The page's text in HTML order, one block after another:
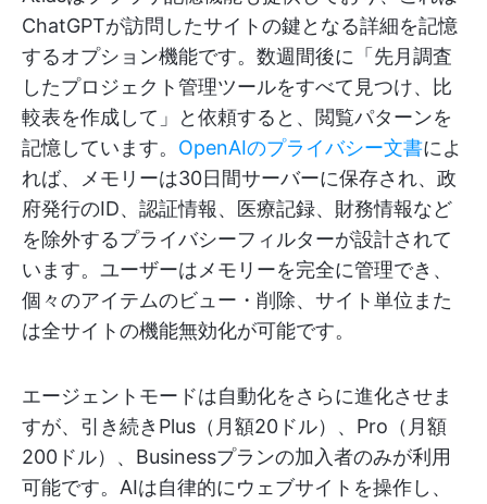
ChatGPTが訪問したサイトの鍵となる詳細を記憶
するオプション機能です。数週間後に「先月調査
したプロジェクト管理ツールをすべて見つけ、比
較表を作成して」と依頼すると、閲覧パターンを
記憶しています。 OpenAIのプライバシー文書によ
れば、メモリーは30日間サーバーに保存され、政
府発行のID、認証情報、医療記録、財務情報など
を除外するプライバシーフィルターが設計されて
います。ユーザーはメモリーを完全に管理でき、
個々のアイテムのビュー・削除、サイト単位また
は全サイトの機能無効化が可能です。
エージェントモードは自動化をさらに進化させま
すが、引き続きPlus（月額20ドル）、Pro（月額
200ドル）、Businessプランの加入者のみが利用
可能です。AIは自律的にウェブサイトを操作し、